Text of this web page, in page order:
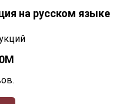
на русском языке